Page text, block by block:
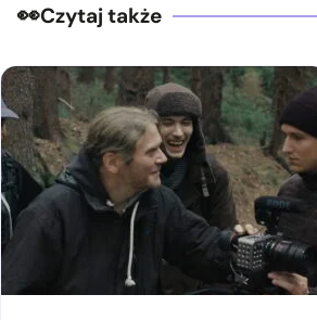
Czytaj także